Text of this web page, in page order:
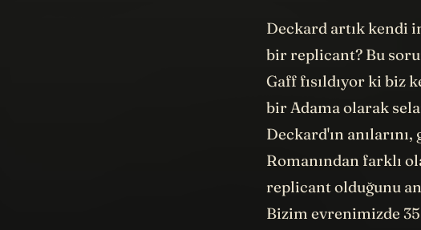
Deckard artık kendi
bir replicant? Bu
Gaff fısıldıyor ki biz
bir Adama olarak
Deckard'ın
Romanından farklı
replicant olduğunu
Bizim evrenimizde